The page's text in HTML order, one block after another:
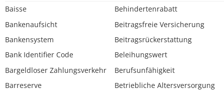
Baisse
Bankenaufsicht
Bankensystem
Bank Identifier Code
Bargeldloser Zahlungsverkehr
Barreserve
Behindertenrabatt
Beitragsfreie Versicherung
Beitragsrückerstattung
Beleihungswert
Berufsunfähigkeit
Betriebliche Altersversorgung